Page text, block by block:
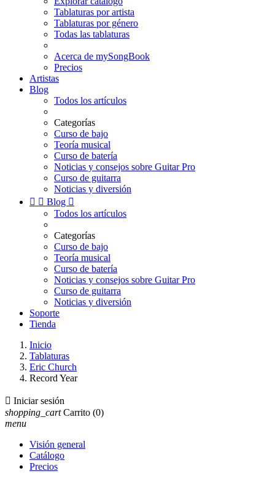
Tablaturas por artista
Tablaturas por género
Todas las tablaturas
Acerca de mySongBook
Precios
Artistas
Blog
Todos los artículos
Categorías
Curso de bajo
Teoría musical
Curso de batería
Noticias y consejos sobre Guitar Pro
Curso de guitarra
Noticias y diversión
  Blog 
Todos los artículos
Categorías
Curso de bajo
Teoría musical
Curso de batería
Noticias y consejos sobre Guitar Pro
Curso de guitarra
Noticias y diversión
Soporte
Tienda
Inicio
Tablaturas
Eric Church
Record Year
 Iniciar sesión
shopping_cart Carrito (0)
menu
Visión general
Catálogo
Precios